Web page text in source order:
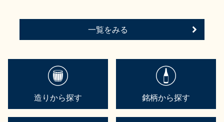
一覧をみる
造りから探す 銘柄から探す